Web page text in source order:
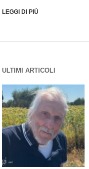
LEGGI DI PIÙ
ULTIMI ARTICOLI